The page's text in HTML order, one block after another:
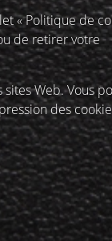
« Politique de
de retirer votre
Web. Vous
des